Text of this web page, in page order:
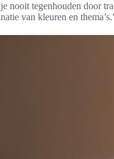
nooit tegenhouden door
van kleuren en